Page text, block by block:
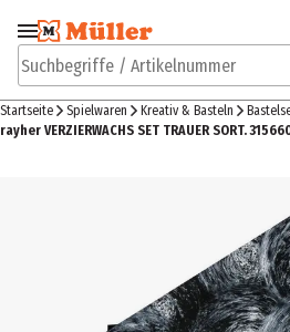
Zur Navigation
springen
Suchbegriffe / Artikelnummer
Startseite Spielwaren Kreativ & Basteln
rayher VERZIERWACHS SET TRAUER SORT.